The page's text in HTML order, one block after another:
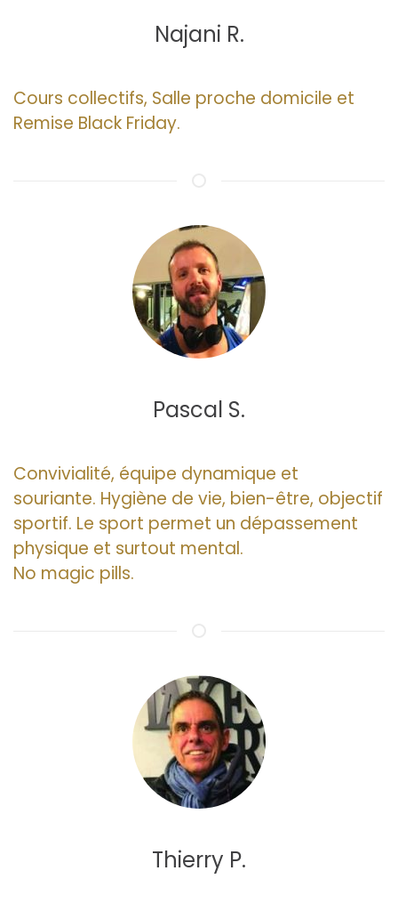
Najani R.
Cours collectifs, Salle proche domicile et
Remise Black Friday.
Pascal S.
Convivialité, équipe dynamique et
souriante. Hygiène de vie, bien-être, objectif
sportif. Le sport permet un dépassement
physique et surtout mental.
No magic pills.
Thierry P.